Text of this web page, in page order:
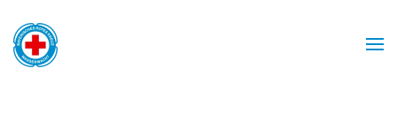
Zum Hauptinhalt springen